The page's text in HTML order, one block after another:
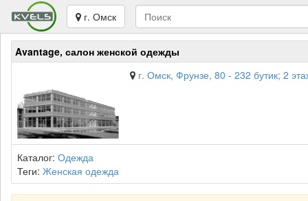
г. Омск
Avantage, салон женской одежды
г. Омск, Фрунзе, 80 - 232 бутик; 2
Каталог: Одежда
Теги: Женская одежда